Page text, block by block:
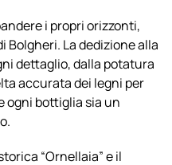
i propri orizzonti,
Bolgheri. La dedizione alla
dettaglio, dalla potatura
accurata dei legni per
ogni bottiglia sia un
“Ornellaia” e il